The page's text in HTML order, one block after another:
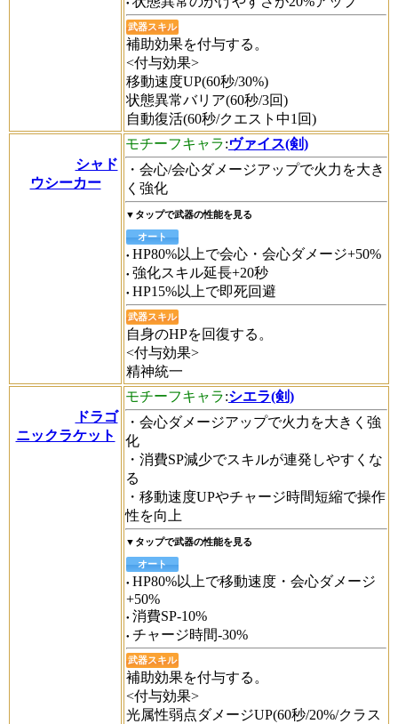
武器スキル
補助効果を付与する。
<付与効果>
移動速度UP(60秒/30%)
状態異常バリア(60秒/3回)
自動復活(60秒/クエスト中1回)
シャド
ウシーカー
モチーフキャラ:ヴァイス(剣)
・会心/会心ダメージアップで火力を大き
く強化
▼タップで武器の性能を見る
オート
HP80%以上で会心・会心ダメージ+50%
強化スキル延長+20秒
HP15%以上で即死回避
武器スキル
自身のHPを回復する。
<付与効果>
精神統一
ドラゴ
ニックラケット
モチーフキャラ:シエラ(剣)
・会心ダメージアップで火力を大きく強
化
・消費SP減少でスキルが連発しやすくな
る
・移動速度UPやチャージ時間短縮で操作
性を向上
▼タップで武器の性能を見る
オート
HP80%以上で移動速度・会心ダメージ
+50%
消費SP-10%
チャージ時間-30%
武器スキル
補助効果を付与する。
<付与効果>
光属性弱点ダメージUP(60秒/20%/クラス